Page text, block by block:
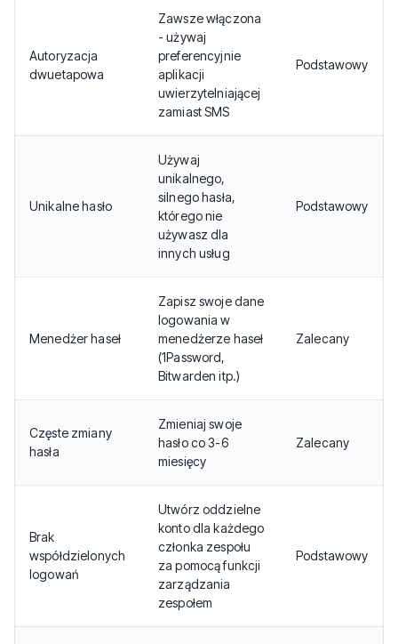
Autoryzacja
dwuetapowa
Zawsze włączona
- używaj
preferencyjnie
aplikacji
uwierzytelniającej
zamiast SMS
Podstawowy
Unikalne hasło
Używaj
unikalnego,
silnego hasła,
którego nie
używasz dla
innych usług
Podstawowy
Menedżer haseł
Zapisz swoje dane
logowania w
menedżerze haseł
(1Password,
Bitwarden itp.)
Zalecany
Częste zmiany
hasła
Zmieniaj swoje
hasło co 3-6
miesięcy
Zalecany
Brak
współdzielonych
logowań
Utwórz oddzielne
konto dla każdego
członka zespołu
za pomocą funkcji
zarządzania
zespołem
Podstawowy